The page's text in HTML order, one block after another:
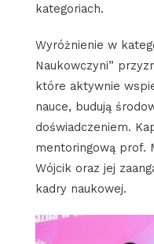
kategoriach.
Wyróżnienie w
Naukowczyni”
które aktywnie
nauce, budują
doświadczeniem.
mentoringową prof.
Wójcik oraz jej
kadry naukowej.